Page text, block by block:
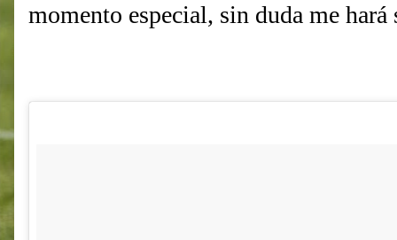
momento especial, sin duda me